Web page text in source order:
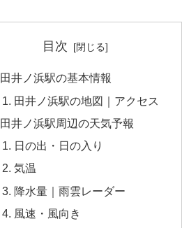
目次
田井ノ浜駅の基本情報
田井ノ浜駅の地図｜アクセス
田井ノ浜駅周辺の天気予報
日の出・日の入り
気温
降水量｜雨雲レーダー
風速・風向き